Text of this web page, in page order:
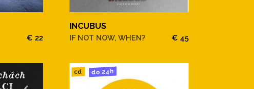
€ 22
INCUBUS
IF NOT NOW, WHEN? € 45
cd do 24h